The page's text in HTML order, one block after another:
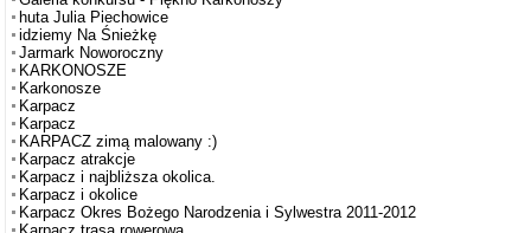
huta Julia Piechowice
idziemy Na Śnieżkę
Jarmark Noworoczny
KARKONOSZE
Karkonosze
Karpacz
Karpacz
KARPACZ zimą malowany :)
Karpacz atrakcje
Karpacz i najbliższa okolica.
Karpacz i okolice
Karpacz Okres Bożego Narodzenia i Sylwestra 2011-2012